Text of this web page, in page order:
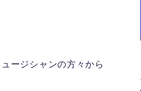
ージシャンの方々から